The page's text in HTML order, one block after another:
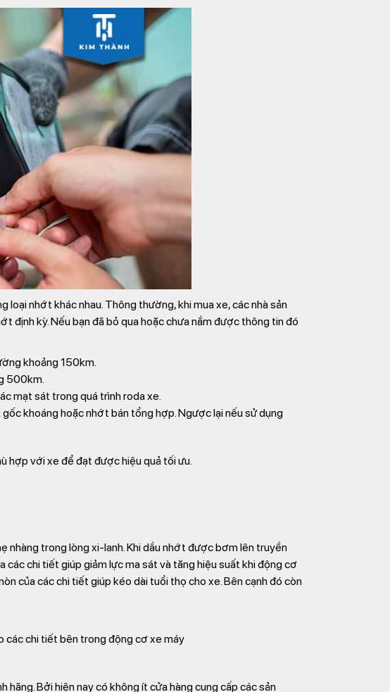
loại nhớt khác nhau. Thông thường, khi mua xe, các nhà sản
định kỳ. Nếu bạn đã bỏ qua hoặc chưa nắm được thông tin đó
khoảng 150km.
500km.
mạt sát trong quá trình roda xe.
khoáng hoặc nhớt bán tổng hợp. Ngược lại nếu sử dụng
hợp với xe để đạt được hiệu quả tối ưu.
nhàng trong lòng xi-lanh. Khi dầu nhớt được bơm lên truyền
chi tiết giúp giảm lực ma sát và tăng hiệu suất khi động cơ
của các chi tiết giúp kéo dài tuổi thọ cho xe. Bên cạnh đó còn
các chi tiết bên trong động cơ xe máy
Bởi hiện nay có không ít cửa hàng cung cấp các sản